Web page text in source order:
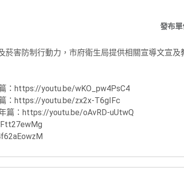
發布單
菸害防制行動力，市府衛生局提供相關宣導文宣
：https://youtu.be/wKO_pw4PsC4
：https://youtu.be/zx2x-T6gIFc
篇：https://youtu.be/oAvRD-uUtwQ